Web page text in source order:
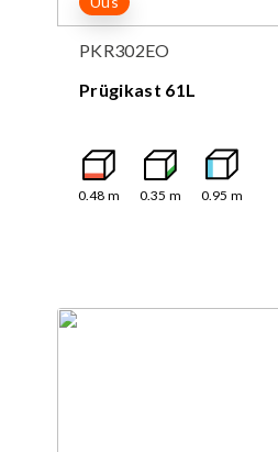
PKR302EO
Prügikast 61L
0.48 m 0.35 m 0.95 m